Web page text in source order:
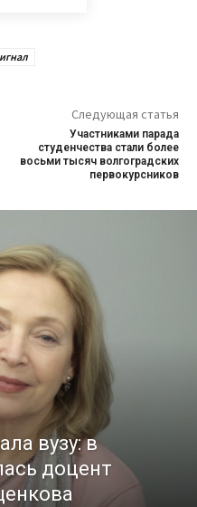
Следующая статья
Участниками парада
студенчества стали более
восьми тысяч волгоградских
первокурсников
вузу: в
доцент